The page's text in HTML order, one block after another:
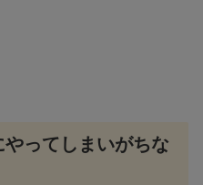
ってしまいがちな